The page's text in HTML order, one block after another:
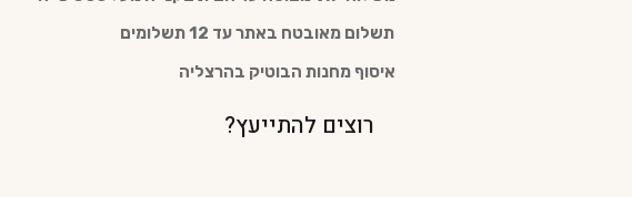
תשלום מאובטח באתר עד 12 תשלומים
איסוף מחנות הבוטיק בהרצליה
רוצים להתייעץ?